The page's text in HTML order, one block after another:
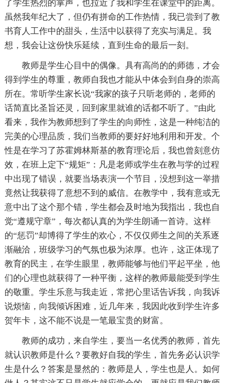
了学生热烈的掌声，也拉近了我和学生在课堂中的距离。
虽然我年纪大了，但仍有拼命的工作热情，我已尝到了教
书育人工作中的甜头，生活中以获得了充实与满足。我
想，我会让这份快乐延续，直到生命的最后一刻。
教师是学生心目中的偶像。具有高尚的的师德，才会
得到学生的尊重，教师自我也才能从中体会到自身的崇高
所在。常听学生家长说“我家的孩子只听老师的，老师的
话简直比圣旨还灵，回到家里就谁的话都不听了。”由此
看来，我作为教师想到了学生的向师性，这是一种纯洁的
完美的心理品质，我们当教师的要好好地利用和开发。个
性是在学习了苏霍姆林斯基的教育理论后，我也曾刻意仿
效，在班上定下“规矩”：凡是老师或学生在教与学的过程
中出现了错误，就要当场表演一个节目，没想到这一举措
竟然让我获得了意想不到的威信。在教学中，我有意或无
意中出了这个那个错，学生都会及时地为我指出，我也自
觉“遵规守章”，每次都认真的为学生朗诵一首诗。这样
的“惩罚”却博得了学生的欢心，不仅仅师生之间的关系逐
渐融洽，班级学习的气氛也极为浓厚。也许，这正体现了
教育的民主，在学生眼里，教师能够与他们平起平坐，他
们的心理也就获得了一种平衡，这样的教师最能受到学生
的敬重。学生乐意与我走近，常把心里话告诉我，向我诉
说烦恼，向我倾诉困难，近几年来，我因此收到学生许多
贺年卡，这不能不说是一笔最宝贵的财富。
教师的成功，来自学生，要当一名优秀的教师，首先
就认识教师是什么？要教好自我的学生，首先务必认识学
生是什么？答案是显然的：教师是人，学生也是人。如何